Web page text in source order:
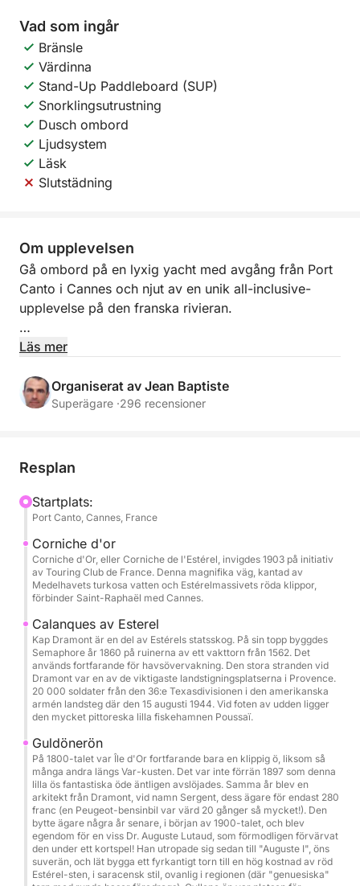
Vad som ingår
Bränsle
Värdinna
Stand-Up Paddleboard (SUP)
Snorklingsutrustning
Dusch ombord
Ljudsystem
Läsk
Slutstädning
Om upplevelsen
Gå ombord på en lyxig yacht med avgång från Port
Canto i Cannes och njut av en unik all-inclusive-
upplevelse på den franska rivieran.
Segla i fullständig lugn och ro till regionens
ikoniska destinationer, tillsammans med din
professionella besättning.
komfort i toppklass med gott om
måltid eller njuta av vattensporter.
Ingår:
Professionell skeppare och besättning (inklusive
värdinna)
Bränsle
Läsk
Paddleboarding och snorkling
Fullständig säkerhetsutrustning
Extra och alternativ (betalas i hamnen):
Seabob: 80 € / bokning
Munk: 50 € / bokning
Fotograf / drönare på begäran
Catering / lunch ombord: 50 € / person
Strandhandduk: 5 € / dag
Kock: 250 € / dag
Läs mer
Organiserat av Jean Baptiste
Superägare ·296 recensioner
Resplan
Startplats:
Port Canto, Cannes, France
Corniche d'or
Corniche d'Or, eller Corniche de l'Estérel, invigdes 1903 på initiativ
av Touring Club de France. Denna magnifika väg, kantad av
Medelhavets turkosa vatten och Estérelmassivets röda klippor,
förbinder Saint-Raphaël med Cannes.
Calanques av Esterel
Kap Dramont är en del av Estérels statsskog. På sin topp byggdes
Semaphore år 1860 på ruinerna av ett vakttorn från 1562. Det
används fortfarande för havsövervakning. Den stora stranden vid
Dramont var en av de viktigaste landstigningsplatserna i Provence.
20 000 soldater från den 36:e Texasdivisionen i den amerikanska
armén landsteg där den 15 augusti 1944. Vid foten av udden ligger
den mycket pittoreska lilla fiskehamnen Poussaï.
Guldönerön
På 1800-talet var Île d'Or fortfarande bara en klippig ö, liksom så
många andra längs Var-kusten. Det var inte förrän 1897 som denna
lilla ös fantastiska öde äntligen avslöjades. Samma år blev en
arkitekt från Dramont, vid namn Sergent, dess ägare för endast 280
franc (en Peugeot-bensinbil var värd 20 gånger så mycket!). Den
bytte ägare några år senare, i början av 1900-talet, och blev
egendom för en viss Dr. Auguste Lutaud, som förmodligen förvärvat
den under ett kortspel! Han utropade sig sedan till "Auguste I", öns
suverän, och lät bygga ett fyrkantigt torn till en hög kostnad av röd
Estérel-sten, i saracensk stil, ovanlig i regionen (där "genuesiska"